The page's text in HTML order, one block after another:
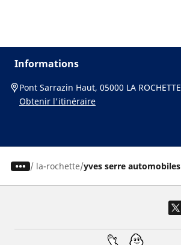
Informations
Pont Sarrazin Haut, 05000 LA ROCHETTE
Obtenir l'itinéraire
/ la-rochette yves serre automobiles